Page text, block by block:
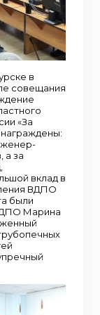
в
совещания
«За
а за
вклад в
ВДПО
были
Марина